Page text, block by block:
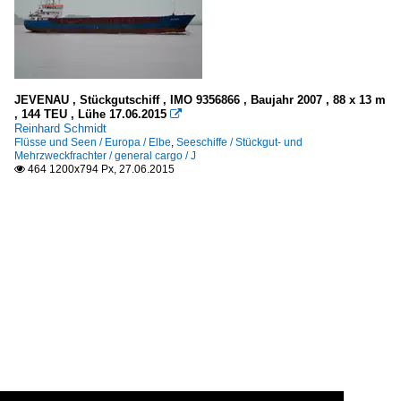
JEVENAU , Stückgutschiff , IMO 9356866 , Baujahr 2007 , 88 x 13 m
, 144 TEU , Lühe 17.06.2015 
Reinhard Schmidt
Flüsse und Seen / Europa / Elbe, Seeschiffe / Stückgut- und
Mehrzweckfrachter / general cargo / J
 464 1200x794 Px, 27.06.2015